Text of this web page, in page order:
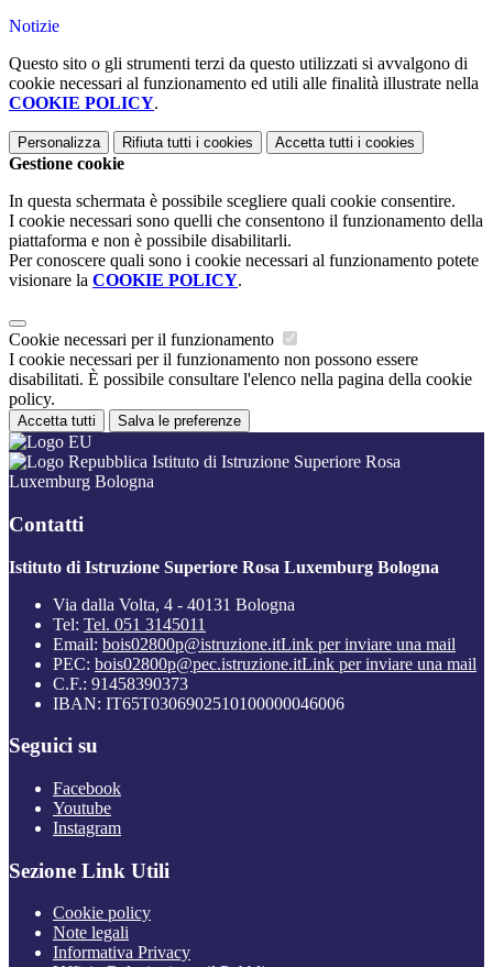
Notizie
Questo sito o gli strumenti terzi da questo utilizzati si avvalgono di
cookie necessari al funzionamento ed utili alle finalità illustrate nella
COOKIE POLICY.
Personalizza Rifiuta tutti i cookies Accetta tutti i cookies
Gestione cookie
In questa schermata è possibile scegliere quali cookie consentire.
I cookie necessari sono quelli che consentono il funzionamento della
piattaforma e non è possibile disabilitarli.
Per conoscere quali sono i cookie necessari al funzionamento potete
visionare la COOKIE POLICY.
Cookie necessari per il funzionamento
I cookie necessari per il funzionamento non possono essere
disabilitati. È possibile consultare l'elenco nella pagina della cookie
policy.
Accetta tutti Salva le preferenze
Istituto di Istruzione Superiore Rosa
Luxemburg Bologna
Contatti
Istituto di Istruzione Superiore Rosa Luxemburg Bologna
Via dalla Volta, 4 - 40131 Bologna
Tel: Tel. 051 3145011
Email: bois02800p@istruzione.itLink per inviare una mail
PEC: bois02800p@pec.istruzione.itLink per inviare una mail
C.F.: 91458390373
IBAN: IT65T0306902510100000046006
Seguici su
Facebook
Youtube
Instagram
Sezione Link Utili
Cookie policy
Note legali
Informativa Privacy